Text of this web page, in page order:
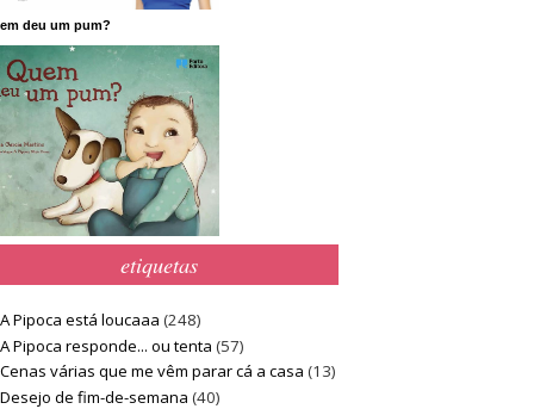
deu um pum?
etiquetas
A Pipoca está loucaaa (248)
A Pipoca responde... ou tenta (57)
Cenas várias que me vêm parar cá a casa (13)
Desejo de fim-de-semana (40)